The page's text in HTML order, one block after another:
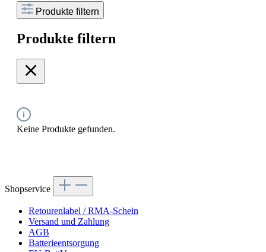
Produkte filtern
Produkte filtern
Keine Produkte gefunden.
Shopservice
Retourenlabel / RMA-Schein
Versand und Zahlung
AGB
Batterieentsorgung